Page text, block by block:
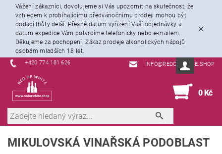
Vážení zákazníci, dovolujeme si Vás upozornit na skutečnost, že
vzhledem k probíhajícímu předvánočnímu prodeji mohou být
dodací lhůty delší. Přesné datum vyřízení Vaší objednávky a
datum expedice Vám potvrdíme telefonicky nebo e-mailem.
Děkujeme za pochopení. Zákaz prodeje alkoholických nápojů
osobám mladších 18 let.
+420 774 181 626 INFO@REDORWHITE.SHOP
0 Kč
MIKULOVSKÁ VINAŘSKÁ PODOBLAST